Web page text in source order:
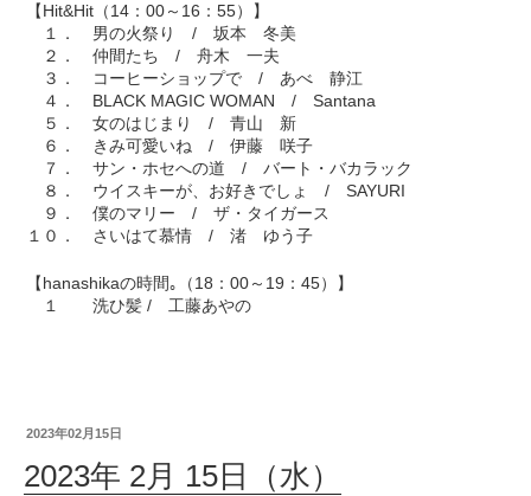
【Hit&Hit（14：00～16：55）】
１． 男の火祭り / 坂本 冬美
２． 仲間たち / 舟木 一夫
３． コーヒーショップで / あべ 静江
４． BLACK MAGIC WOMAN / Santana
５． 女のはじまり / 青山 新
６． きみ可愛いね / 伊藤 咲子
７． サン・ホセへの道 / バート・バカラック
８． ウイスキーが、お好きでしょ / SAYURI
９． 僕のマリー / ザ・タイガース
１０． さいはて慕情 / 渚 ゆう子
【hanashikaの時間｡（18：00～19：45）】
１ 洗ひ髪 / 工藤あやの
2023年02月15日
2023年 2月 15日（水）